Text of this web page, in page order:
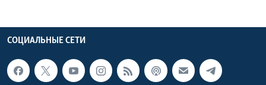
СОЦИАЛЬНЫЕ СЕТИ